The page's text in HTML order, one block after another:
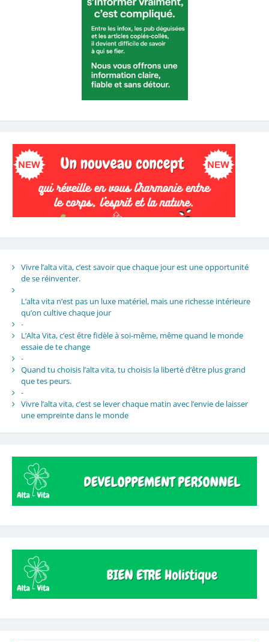
Vivre l’alta vita, c’est savoir que chaque jour est une opportunité
de se réinventer.
L’alta vita n’est pas un luxe matériel, mais une richesse intérieure
qu’on cultive chaque jour
-
L’Alta Vita, c’est être fidèle à soi-même, même quand le monde
essaie de te change
-
Quand tu choisis l’alta vita, tu choisis la liberté d’être plus grand
que tes peurs.
-
Vivre l’alta vita, c’est se lever chaque matin avec l’envie de laisser
une empreinte dans le monde